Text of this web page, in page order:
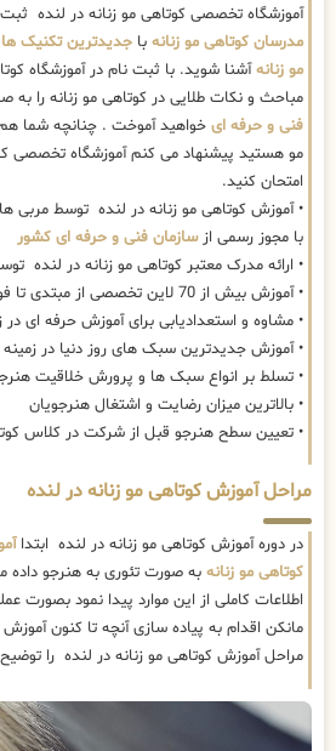
آموزشگاه تخصصی کوتاهی مو زنانه در لنده ثبت
مدرسان کوتاهی مو زنانه با جدیدترین تکنیک
مو زنانهآشنا شوید. با ثبت نام در آموزشگاه
مباحث و نکات طلایی در کوتاهی مو زنانه را به
فنی و حرفه ای خواهید آموخت . چنانچه شما
مو هستید پیشنهاد می کنم آموزشگاه تخصصی
امتحان کنید.
• آموزش کوتاهی مو زنانه در لنده توسط مربی
با مجوز رسمی ازسازمان فنی و حرفه ای کشور
• ارائه مدرک معتبر کوتاهی مو زنانه در لنده
• آموزش بیش از 70 لاین تخصصی از مبتدی تا فوق پیشرفته
• مشاوه و استعدادیابی برای آموزش حرفه ای در
• آموزش جدیدترین سبک های روز دنیا در زمینه
• تسلط بر انواع سبک ها و پرورش خلاقیت
• بالاترین میزان رضایت و اشتغال هنرجویان
• تعیین سطح هنرجو قبل از شرکت در کلاس
مراحل آموزش کوتاهی مو زنانه در لنده
در دوره آموزش کوتاهی مو زنانه در لنده ابتدا
کوتاهی مو زنانه به صورت تئوری به هنرجو
اطلاعات کاملی از این موارد پیدا نمود بصورت
مانکن اقدام به پیاده سازی آنچه تا کنون
مراحل آموزش کوتاهی مو زنانه در لنده را